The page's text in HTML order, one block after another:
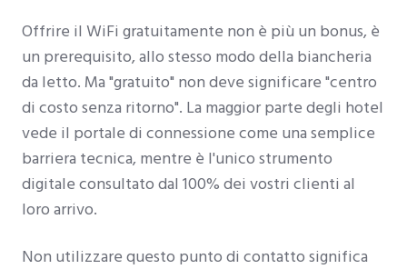
Offrire il WiFi gratuitamente non è più un bonus, è
un prerequisito, allo stesso modo della biancheria
da letto. Ma "gratuito" non deve significare "centro
di costo senza ritorno". La maggior parte degli hotel
vede il portale di connessione come una semplice
barriera tecnica, mentre è l'unico strumento
digitale consultato dal 100% dei vostri clienti al
loro arrivo.
Non utilizzare questo punto di contatto significa